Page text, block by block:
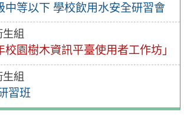
中等以下 學校飲用水安全研習會
生組
園樹木資訊平臺使用者工作坊」
生組
習班